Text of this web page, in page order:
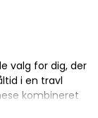
valg for dig, der
i en travl
kombineret